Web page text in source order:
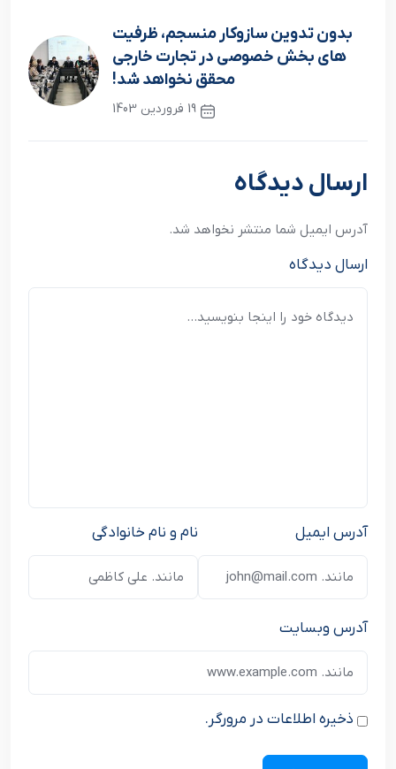
بدون تدوین سازوکار منسجم، ظرفیت
های بخش خصوصی در تجارت خارجی
محقق نخواهد شد!
19 فروردین 1403
نوشته بعدی
ارسال دیدگاه
آدرس ایمیل شما منتشر نخواهد شد.
ارسال دیدگاه
نام و نام خانوادگی آدرس ایمیل
آدرس وبسایت
ذخیره اطلاعات در مرورگر.